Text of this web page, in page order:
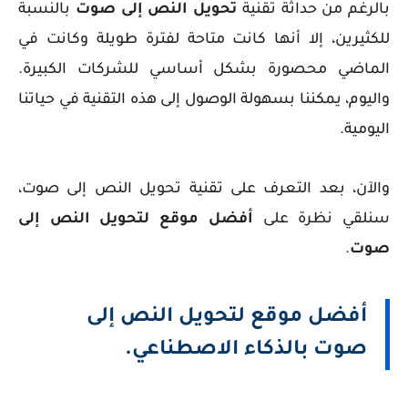
بالرغم من حداثة تقنية تحويل النص إلى صوت بالنسبة
للكثيرين، إلا أنها كانت متاحة لفترة طويلة وكانت في
الماضي محصورة بشكل أساسي للشركات الكبيرة.
واليوم، يمكننا بسهولة الوصول إلى هذه التقنية في حياتنا
اليومية.
والآن، بعد التعرف على تقنية تحويل النص إلى صوت،
سنلقي نظرة على
أفضل موقع لتحويل النص إلى
صوت.
أفضل موقع لتحويل النص إلى
صوت بالذكاء الاصطناعي.